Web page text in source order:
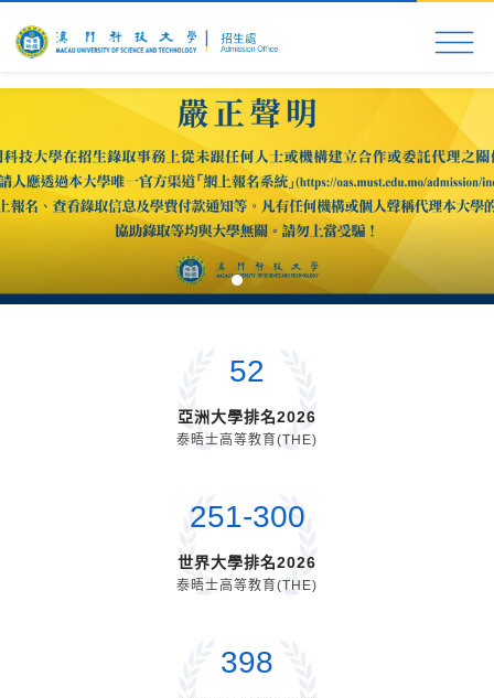
首頁 科大速覽 入學申請 更多資
52
亞洲大學排名2026
泰晤士高等教育(THE)
251-300
世界大學排名2026
泰晤士高等教育(THE)
398